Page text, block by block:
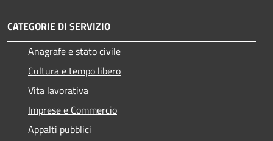
CATEGORIE DI SERVIZIO
Anagrafe e stato civile
Cultura e tempo libero
Vita lavorativa
Imprese e Commercio
Appalti pubblici